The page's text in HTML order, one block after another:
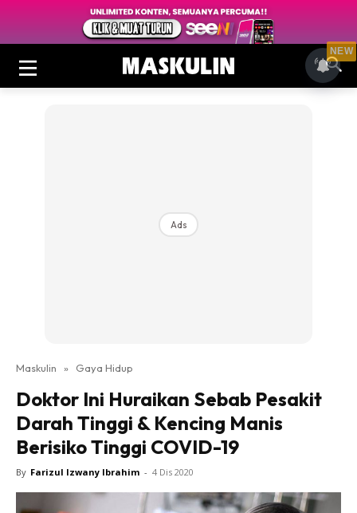
Ads
Maskulin » Gaya Hidup
Doktor Ini Huraikan Sebab Pesakit
Darah Tinggi & Kencing Manis
Berisiko Tinggi COVID-19
By Farizul Izwany Ibrahim - 4 Dis 2020
NEW